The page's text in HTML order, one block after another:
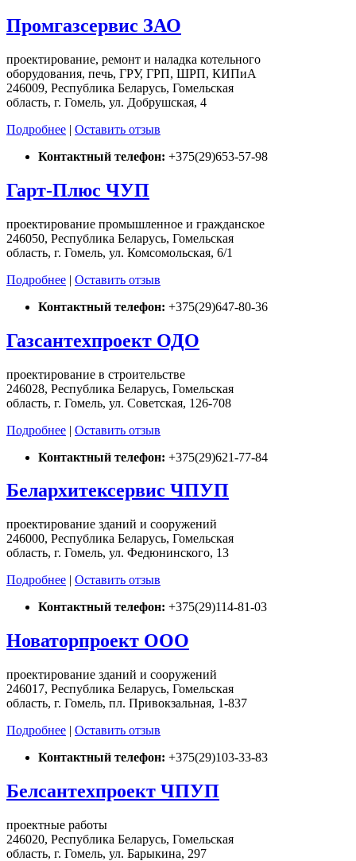
Промгазсервис ЗАО
проектирование, ремонт и наладка котельного
оборудования, печь, ГРУ, ГРП, ШРП, КИПиА
246009, Республика Беларусь, Гомельская
область, г. Гомель, ул. Добрушская, 4
Подробнее | Оставить отзыв
Контактный телефон: +375(29)653-57-98
Гарт-Плюс ЧУП
проектирование промышленное и гражданское
246050, Республика Беларусь, Гомельская
область, г. Гомель, ул. Комсомольская, 6/1
Подробнее | Оставить отзыв
Контактный телефон: +375(29)647-80-36
Газсантехпроект ОДО
проектирование в строительстве
246028, Республика Беларусь, Гомельская
область, г. Гомель, ул. Советская, 126-708
Подробнее | Оставить отзыв
Контактный телефон: +375(29)621-77-84
Белархитексервис ЧПУП
проектирование зданий и сооружений
246000, Республика Беларусь, Гомельская
область, г. Гомель, ул. Федюнинского, 13
Подробнее | Оставить отзыв
Контактный телефон: +375(29)114-81-03
Новаторпроект ООО
проектирование зданий и сооружений
246017, Республика Беларусь, Гомельская
область, г. Гомель, пл. Привокзальная, 1-837
Подробнее | Оставить отзыв
Контактный телефон: +375(29)103-33-83
Белсантехпроект ЧПУП
проектные работы
246020, Республика Беларусь, Гомельская
область, г. Гомель, ул. Барыкина, 297